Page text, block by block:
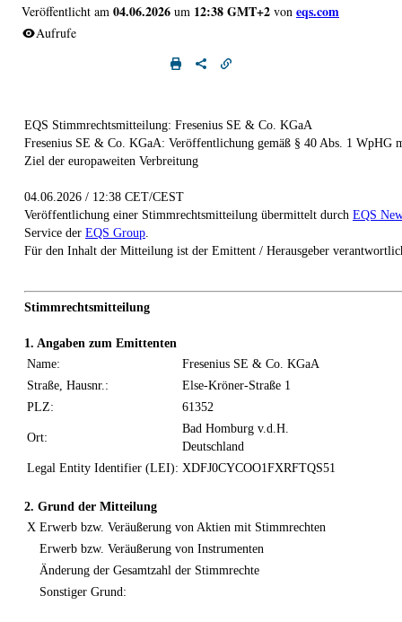
Veröffentlicht am 04.06.2026 um 12:38 GMT+2 von eqs.com
Aufrufe
EQS Stimmrechtsmitteilung: Fresenius SE & Co. KGaA
Fresenius SE & Co. KGaA: Veröffentlichung gemäß § 40 Abs. 1 WpHG
Ziel der europaweiten Verbreitung
04.06.2026 / 12:38 CET/CEST
Veröffentlichung einer Stimmrechtsmitteilung übermittelt durch EQS
Service der EQS Group
Für den Inhalt der Mitteilung ist der Emittent / Herausgeber
Stimmrechtsmitteilung
1. Angaben zum Emittenten
Name:
Fresenius SE & Co. KGaA
Straße, Hausnr.:
Else-Kröner-Straße 1
PLZ:
61352
Ort:
Bad Homburg v.d.H.
Deutschland
Legal Entity Identifier (LEI): XDFJ0CYCOO1FXRFTQS51
2. Grund der Mitteilung
X Erwerb bzw. Veräußerung von Aktien mit Stimmrechten
Erwerb bzw. Veräußerung von Instrumenten
Änderung der Gesamtzahl der Stimmrechte
Sonstiger Grund: